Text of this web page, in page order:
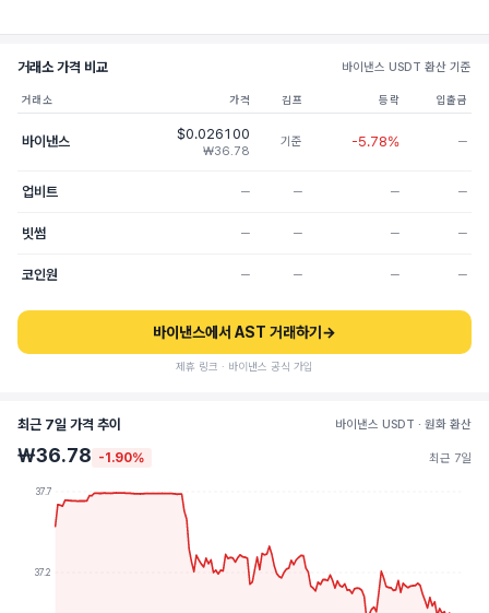
거래소 가격 비교 바이낸스 USDT 환산 기준
거래소 가격 김프 등락 입출금
바이낸스 $0.026100
₩36.78
기준 -5.78% ─
업비트 ─ ─ ─ ─
빗썸 ─ ─ ─ ─
코인원 ─ ─ ─ ─
바이낸스에서 AST 거래하기 →
제휴 링크 · 바이낸스 공식 가입
최근 7일 가격 추이 바이낸스 USDT · 원화 환산
₩36.78 -1.90% 최근 7일
37.7
37.2